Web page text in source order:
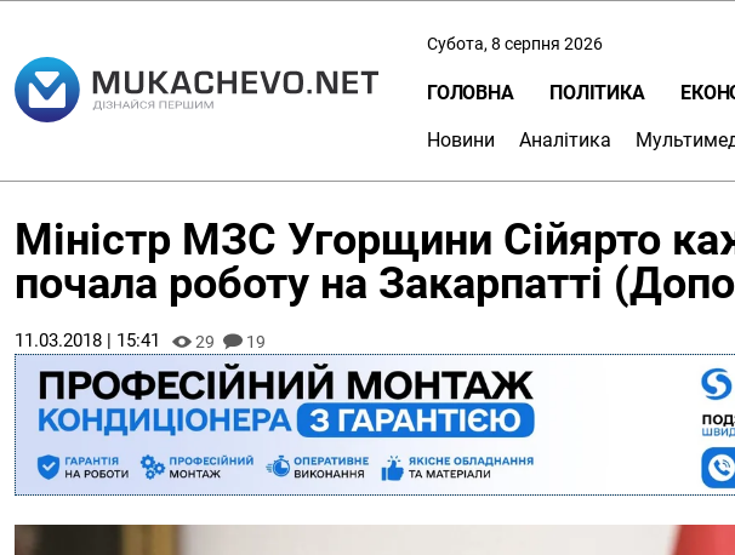
Субота, 8 серпня 2026
ГОЛОВНА ПОЛІТИКА
Новини Аналітика
Міністр МЗС Угорщини Сійярто
почала роботу на Закарпатті
11.03.2018 | 15:41 29 19